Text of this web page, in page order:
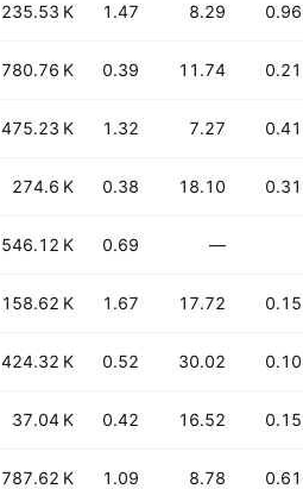
235.53 K 1.47 8.29 0.96
780.76 K 0.39 11.74 0.21
475.23 K 1.32 7.27 0.41
274.6 K 0.38 18.10 0.31
546.12 K 0.69 —
158.62 K 1.67 17.72 0.15
424.32 K 0.52 30.02 0.10
37.04 K 0.42 16.52 0.15
787.62 K 1.09 8.78 0.61